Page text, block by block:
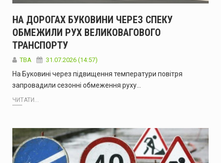
НА ДОРОГАХ БУКОВИНИ ЧЕРЕЗ СПЕКУ
ОБМЕЖИЛИ РУХ ВЕЛИКОВАГОВОГО
ТРАНСПОРТУ
ТВА 31.07.2026 (14:57)
На Буковині через підвищення температури повітря
запровадили сезонні обмеження руху…
ЧИТАТИ...